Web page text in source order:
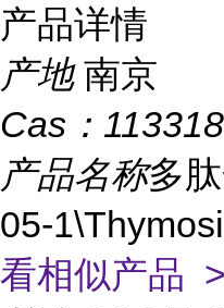
产品详情
产地 南京
Cas：
产品名称多
05-
看相似产品 >